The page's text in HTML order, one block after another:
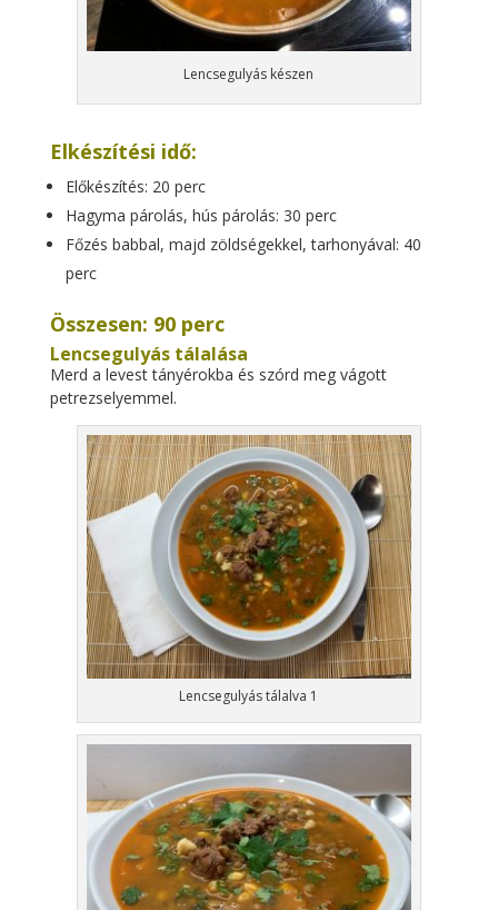
Lencsegulyás készen
Elkészítési idő:
Előkészítés: 20 perc
Hagyma párolás, hús párolás: 30 perc
Főzés babbal, majd zöldségekkel, tarhonyával: 40
perc
Összesen: 90 perc
Lencsegulyás tálalása
Merd a levest tányérokba és szórd meg vágott
petrezselyemmel.
Lencsegulyás tálalva 1